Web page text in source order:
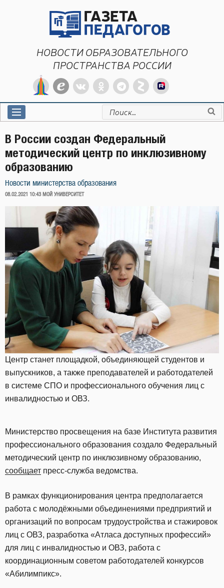
НОВОСТИ ОБРАЗОВАТЕЛЬНОГО
ПРОСТРАНСТВА РОССИИ
Искать:
В России создан Федеральный
методический центр по инклюзивному
образованию
Новости министерства образования
ОПУБЛИКОВАНО
08.02.2021 10:43 МОЙ УНИВЕРСИТЕТ
Центр станет площадкой, объединяющей студентов и
выпускников, а также преподавателей и работодателей
в системе СПО и профессионального обучения лиц с
инвалидностью и ОВЗ.
Министерство просвещения на базе Института развития
профессионального образования создало Федеральный
методический центр по инклюзивному образованию,
сообщает пресс-служба ведомства.
В рамках функционирования центра предполагается
работа с молодёжными объединениями предприятий и
организаций по вопросам трудоустройства и стажировок
лиц с ОВЗ, разработка «Атласа доступных профессий»
для лиц с инвалидностью и ОВЗ, работа с
координационным советом работодателей конкурсов
«Абилимпикс».